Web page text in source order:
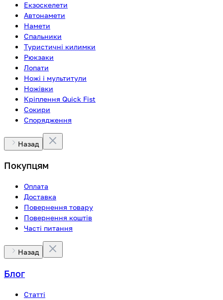
Екзоскелети
Автонамети
Намети
Спальники
Туристичні килимки
Рюкзаки
Лопати
Ножі і мультитули
Ножівки
Кріплення Quick Fist
Сокири
Спорядження
Назад
Покупцям
Оплата
Доставка
Повернення товару
Повернення коштів
Часті питання
Назад
Блог
Статті